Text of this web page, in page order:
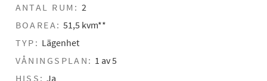
ANTAL RUM: 2
BOAREA: 51,5 kvm**
TYP: Lägenhet
VÅNINGSPLAN: 1 av 5
HISS: Ja